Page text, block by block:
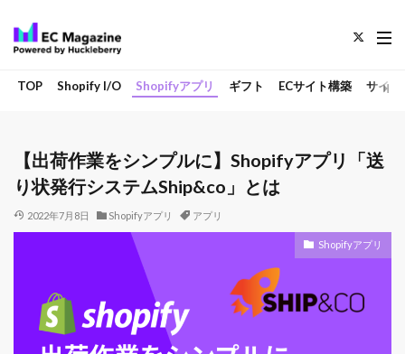
TOP Shopify I/O Shopifyアプリ ギフト ECサイト構築 サイト
【出荷作業をシンプルに】Shopifyアプリ「送
り状発行システムShip&co」とは
2022年7月8日 Shopifyアプリ アプリ
Shopifyアプリ